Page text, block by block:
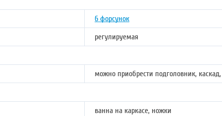
6 форсунок
регулируемая
можно приобрести подголовник,
ванна на каркасе, ножки